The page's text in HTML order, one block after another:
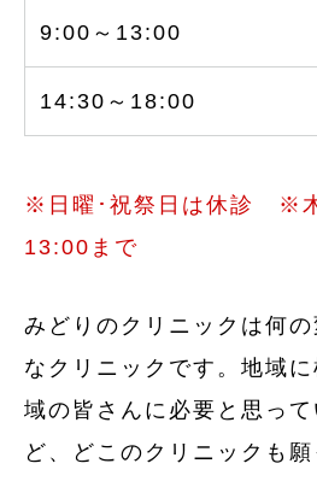
9:00～13:00
14:30～18:00
※日曜･祝祭日は休診 ※
13:00まで
みどりのクリニックは何
なクリニックです。地域
域の皆さんに必要と思っ
ど、どこのクリニックも願